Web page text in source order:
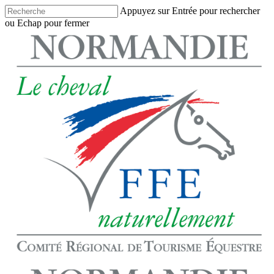
Skip
to
Appuyez sur Entrée pour rechercher
ou Echap pour fermer